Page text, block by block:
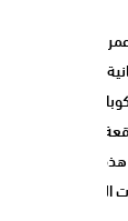
بنجلون” وسط
الصحراء”
سيدة حامل
السنة فقط أم
المسؤولين